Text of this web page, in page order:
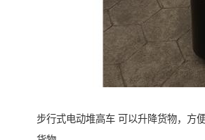
步行式电动堆高车 可以升降货物，方